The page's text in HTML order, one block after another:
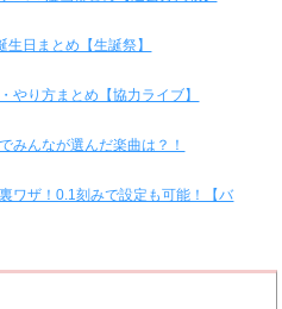
日まとめ【生誕祭】
やり方まとめ【協力ライブ】
みんなが選んだ楽曲は？！
ワザ！0.1刻みで設定も可能！【バ